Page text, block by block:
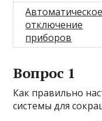
Автоматическое
отключение
приборов
Вопрос 1
Как правильно
системы для